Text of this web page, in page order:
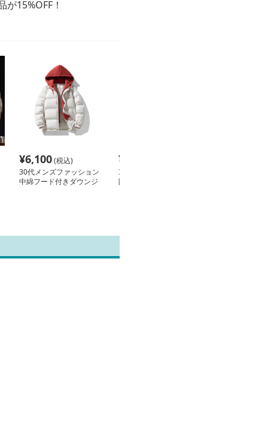
が15%OFF！
¥6,100(税込)
30代メンズファッション
中綿フード付きダウンジ
¥
30代メンズファッション
防寒着ダウンジャケット